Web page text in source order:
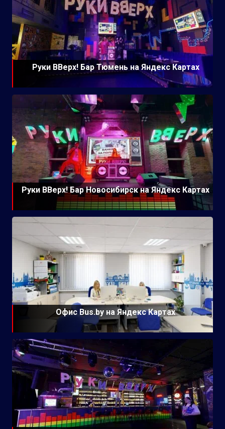
Руки ВВерх! Бар Тюмень на Яндекс Картах
Руки ВВерх! Бар Новосибирск на Яндекс Картах
Офис Bus.by на Яндекс Картах